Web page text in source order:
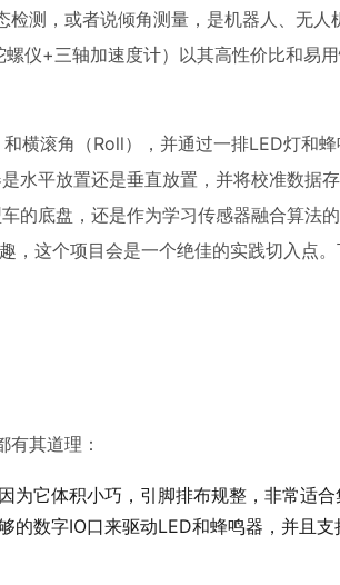
测，或者说倾角测量，是机器人、无人
仪+三轴加速度计）以其高性价比和易
横滚角（Roll），并通过一排LED灯和
水平放置还是垂直放置，并将校准数据
的底盘，还是作为学习传感器融合算法
，这个项目会是一个绝佳的实践切入点
其道理：
为它体积小巧，引脚排布规整，非常适
的数字IO口来驱动LED和蜂鸣器，并且